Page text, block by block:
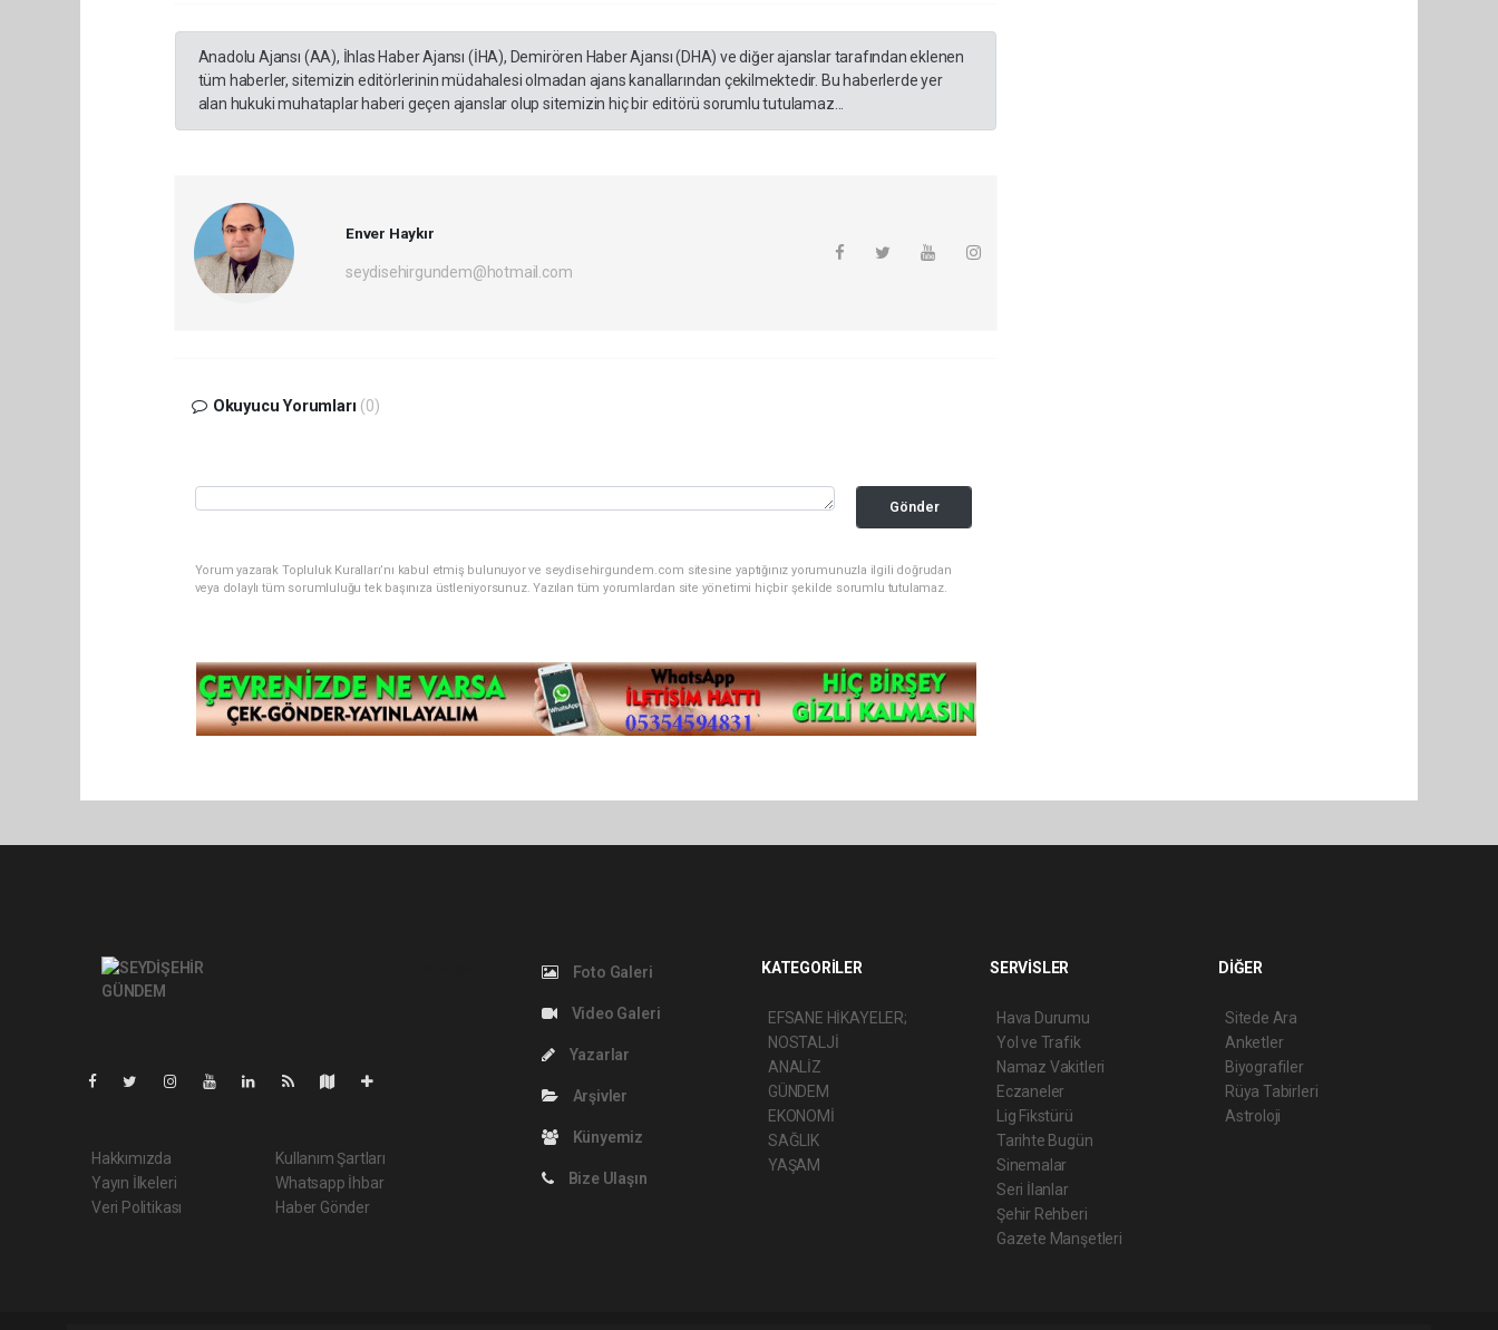
Anadolu Ajansı (AA), İhlas Haber Ajansı (İHA), Demirören Haber Ajansı (DHA) ve diğer ajanslar tarafından eklenen
tüm haberler, sitemizin editörlerinin müdahalesi olmadan ajans kanallarından çekilmektedir. Bu haberlerde yer
alan hukuki muhataplar haberi geçen ajanslar olup sitemizin hiç bir editörü sorumlu tutulamaz...
Enver Haykır
seydisehirgundem@hotmail.com
Okuyucu Yorumları (0)
Gönder
Yorum yazarak Topluluk Kuralları’nı kabul etmiş bulunuyor ve seydisehirgundem.com sitesine yaptığınız yorumunuzla ilgili doğrudan
veya dolaylı tüm sorumluluğu tek başınıza üstleniyorsunuz. Yazılan tüm yorumlardan site yönetimi hiçbir şekilde sorumlu tutulamaz.
Hakkımızda
Yayın İlkeleri
Veri Politikası
Kullanım Şartları
Whatsapp İhbar
Haber Gönder
Foto Galeri
Video Galeri
Yazarlar
Arşivler
Künyemiz
Bize Ulaşın
KATEGORİLER
EFSANE HİKAYELER;
NOSTALJİ
ANALİZ
GÜNDEM
EKONOMİ
SAĞLIK
YAŞAM
SERVİSLER
Hava Durumu
Yol ve Trafik
Namaz Vakitleri
Eczaneler
Lig Fikstürü
Tarihte Bugün
Sinemalar
Seri İlanlar
Şehir Rehberi
Gazete Manşetleri
DİĞER
Sitede Ara
Anketler
Biyografiler
Rüya Tabirleri
Astroloji